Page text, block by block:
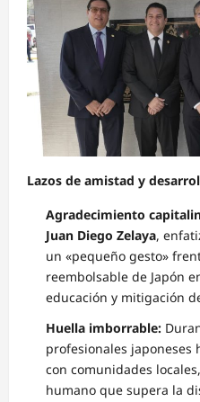
Lazos de amistad y
Agradecimiento
Juan Diego Zelaya,
un «pequeño gesto»
reembolsable de Japón
educación y mitigación
Huella imborrable:
profesionales japoneses
con comunidades
humano que supera la